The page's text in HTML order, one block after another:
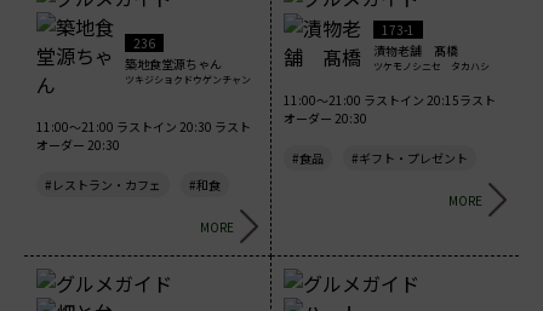
236
築地食堂源ちゃん
ツキジショクドウゲンチャン
11:00～21:00 ラストイン 20:30 ラスト
オーダー 20:30
#レストラン・カフェ #和食
MORE
173-1
漬物老舗 髙橋
ツケモノシニセ タカハシ
11:00～21:00 ラストイン 20:15ラスト
オーダー 20:30
#食品 #ギフト・プレゼント
MORE